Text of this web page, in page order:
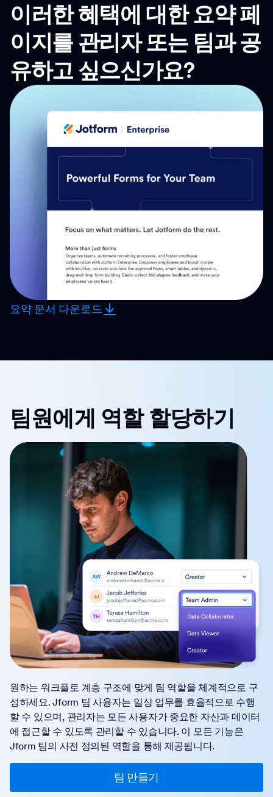
이러한 혜택에 대한 요약 페
이지를 관리자 또는 팀과 공
유하고 싶으신가요?
요약 문서 다운로드
팀원에게 역할 할당하기
원하는 워크플로 계층 구조에 맞게 팀 역할을 체계적으로 구
성하세요. Jform 팀 사용자는 일상 업무를 효율적으로 수행
할 수 있으며, 관리자는 모든 사용자가 중요한 자산과 데이터
에 접근할 수 있도록 관리할 수 있습니다. 이 모든 기능은
Jform 팀의 사전 정의된 역할을 통해 제공됩니다.
팀 만들기